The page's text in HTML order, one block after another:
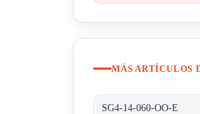
MÁS ARTÍCULOS
SG4-14-060-OO-E